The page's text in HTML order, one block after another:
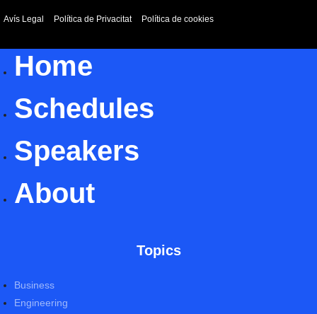
Avís Legal Política de Privacitat Política de cookies
Home
Schedules
Speakers
About
Topics
Business
Engineering